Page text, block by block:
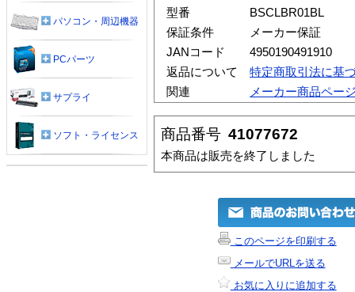
型番
BSCLBR01BL
保証条件
メーカー保証
JANコード
4950190491910
返品について
特定商取引法に基
関連
メーカー商品ペー
商品番号 41077672
本商品は販売を終了しました
このページを印刷する
メールでURLを送る
お気に入りに追加する
パソコン・周辺機器
PCパーツ
サプライ
ソフト・ライセンス